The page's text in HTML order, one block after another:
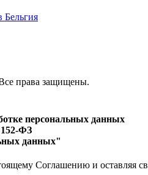
Бельгия
права защищены.
персональных данных
ФЗ
данных"
Соглашению и оставляя